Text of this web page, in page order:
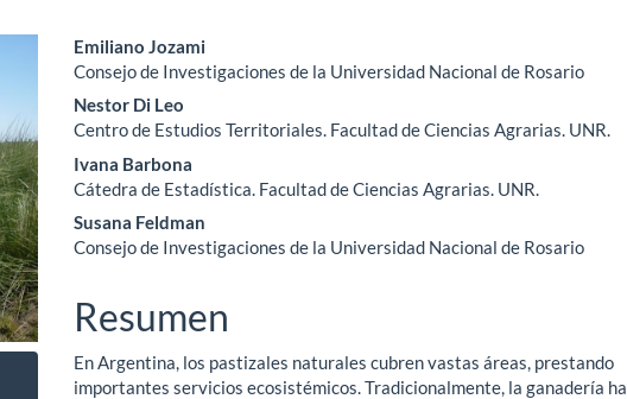
Contenido
principal
del
artículo
Emiliano Jozami
Consejo de Investigaciones de la Universidad Nacional de Rosario
Nestor Di Leo
Centro de Estudios Territoriales. Facultad de Ciencias Agrarias. UNR.
Ivana Barbona
Cátedra de Estadística. Facultad de Ciencias Agrarias. UNR.
Susana Feldman
Consejo de Investigaciones de la Universidad Nacional de Rosario
Resumen
En Argentina, los pastizales naturales cubren vastas áreas, prestando
importantes servicios ecosistémicos. Tradicionalmente, la ganadería ha